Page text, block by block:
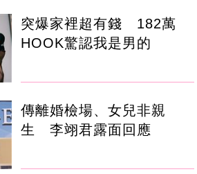
突爆家裡超有錢 182萬
HOOK驚認我是男的
傳離婚檢場、女兒非親
生 李翊君露面回應